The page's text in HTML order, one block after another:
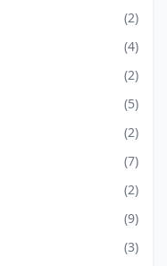
(2)
(4)
(2)
(5)
(2)
(7)
(2)
(9)
(3)